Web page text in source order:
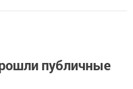
публичные